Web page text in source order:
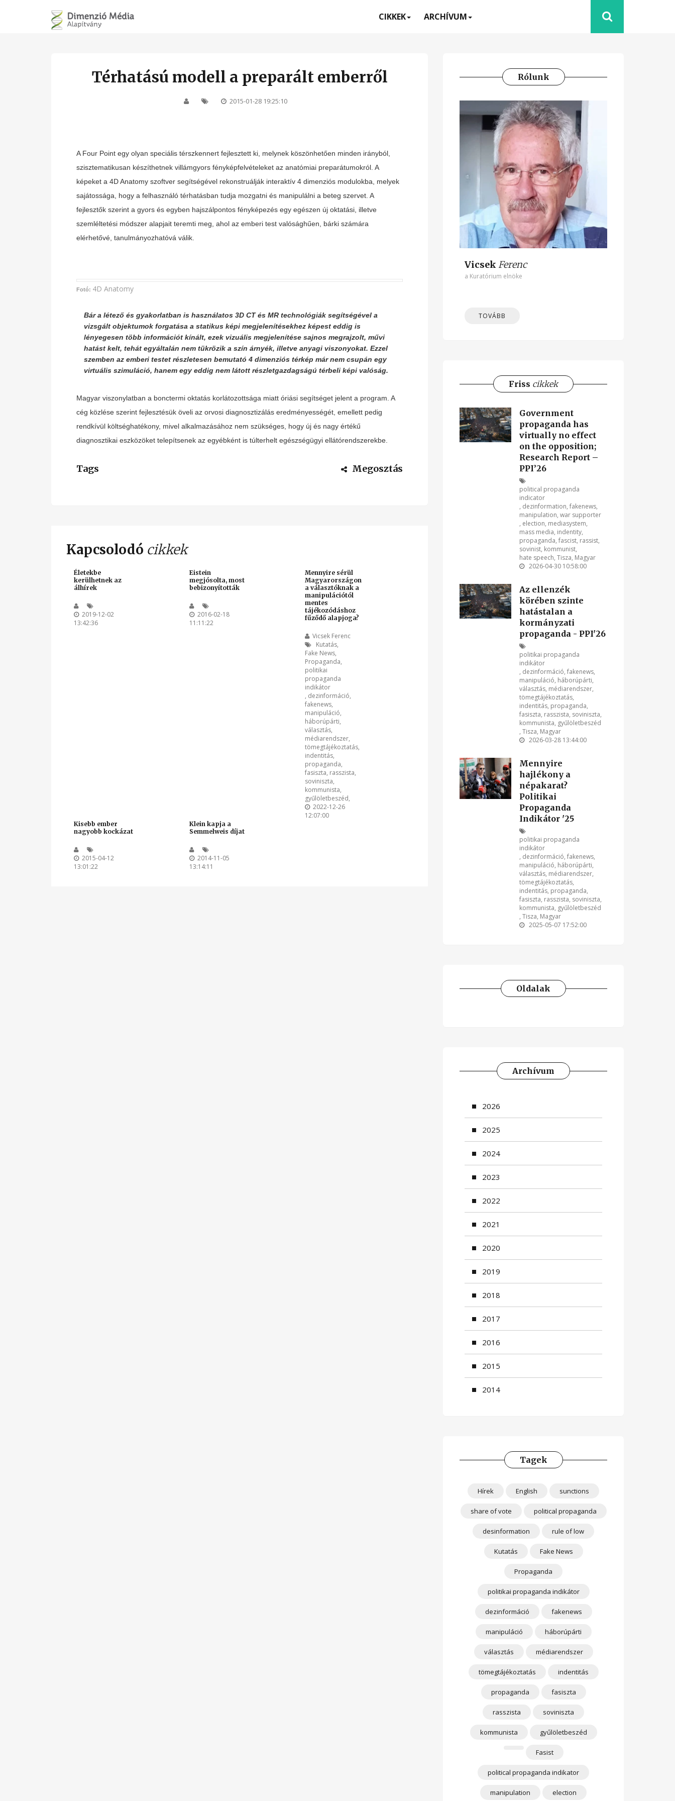
CIKKEK ARCHÍVUM
Térhatású modell a preparált emberről
2015-01-28 19:25:10
A Four Point egy olyan speciális térszkennert fejlesztett ki, melynek köszönhetően minden irányból,
szisztematikusan készíthetnek villámgyors fényképfelvételeket az anatómiai preparátumokról. A
képeket a 4D Anatomy szoftver segítségével rekonstruálják interaktív 4 dimenziós modulokba, melyek
sajátossága, hogy a felhasználó térhatásban tudja mozgatni és manipulálni a beteg szervet. A
fejlesztők szerint a gyors és egyben hajszálpontos fényképezés egy egészen új oktatási, illetve
szemléltetési módszer alapjait teremti meg, ahol az emberi test valósághűen, bárki számára
elérhetővé, tanulmányozhatóvá válik.
Fotó: 4D Anatomy
Bár a létező és gyakorlatban is használatos 3D CT és MR technológiák segítségével a
vizsgált objektumok forgatása a statikus képi megjelenítésekhez képest eddig is
lényegesen több információt kínált, ezek vizuális megjelenítése sajnos megrajzolt, művi
hatást kelt, tehát egyáltalán nem tükrözik a szín árnyék, illetve anyagi viszonyokat. Ezzel
szemben az emberi testet részletesen bemutató 4 dimenziós térkép már nem csupán egy
virtuális szimuláció, hanem egy eddig nem látott részletgazdagságú térbeli képi valóság.
Magyar viszonylatban a bonctermi oktatás korlátozottsága miatt óriási segítséget jelent a program. A
cég közlése szerint fejlesztésük öveli az orvosi diagnosztizálás eredményességét, emellett pedig
rendkívül költséghatékony, mivel alkalmazásához nem szükséges, hogy új és nagy értékű
diagnosztikai eszközöket telepítsenek az egyébként is túlterhelt egészségügyi ellátórendszerekbe.
Tags Megosztás
Kapcsolodó cikkek
Életekbe
kerülhetnek az
álhírek
2019-12-02
13:42:36
Eistein
megjósolta, most
bebizonyították
2016-02-18
11:11:22
Mennyire sérül
Magyarországon
a választóknak a
manipulációtól
mentes
tájékozódáshoz
fűződő alapjoga?
Vicsek Ferenc
Kutatás,
Fake News,
Propaganda,
politikai
propaganda
indikátor
, dezinformáció,
fakenews,
manipuláció,
háborúpárti,
választás,
médiarendszer,
tömegtájékoztatás,
indentitás,
propaganda,
fasiszta, rasszista,
soviniszta,
kommunista,
gyűlöletbeszéd,
2022-12-26
12:07:00
Kisebb ember
nagyobb kockázat
2015-04-12
13:01:22
Klein kapja a
Semmelweis díjat
2014-11-05
13:14:11
Rólunk
Vicsek Ferenc
a Kuratórium elnöke
TOVÁBB
Friss cikkek
Government
propaganda has
virtually no effect
on the opposition;
Research Report –
PPI’26
political propaganda
indicator
, dezinformation, fakenews,
manipulation, war supporter
, election, mediasystem,
mass media, indentity,
propaganda, fascist, rassist,
sovinist, kommunist,
hate speech, Tisza, Magyar
2026-04-30 10:58:00
Az ellenzék
körében szinte
hatástalan a
kormányzati
propaganda - PPI'26
politikai propaganda
indikátor
, dezinformáció, fakenews,
manipuláció, háborúpárti,
választás, médiarendszer,
tömegtájékoztatás,
indentitás, propaganda,
fasiszta, rasszista, soviniszta,
kommunista, gyűlöletbeszéd
, Tisza, Magyar
2026-03-28 13:44:00
Mennyire
hajlékony a
népakarat?
Politikai
Propaganda
Indikátor '25
politikai propaganda
indikátor
, dezinformáció, fakenews,
manipuláció, háborúpárti,
választás, médiarendszer,
tömegtájékoztatás,
indentitás, propaganda,
fasiszta, rasszista, soviniszta,
kommunista, gyűlöletbeszéd
, Tisza, Magyar
2025-05-07 17:52:00
Oldalak
Archívum
2026
2025
2024
2023
2022
2021
2020
2019
2018
2017
2016
2015
2014
Tagek
Hírek English sunctions
share of vote political propaganda
desinformation rule of low
Kutatás Fake News
Propaganda
politikai propaganda indikátor
dezinformáció fakenews
manipuláció háborúpárti
választás médiarendszer
tömegtájékoztatás indentitás
propaganda fasiszta
rasszista soviniszta
kommunista gyűlöletbeszéd
Fasist
political propaganda indikator
manipulation election